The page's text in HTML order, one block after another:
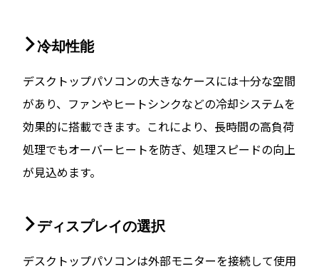
冷却性能
デスクトップパソコンの大きなケースには十分な空間
があり、ファンやヒートシンクなどの冷却システムを
効果的に搭載できます。これにより、長時間の高負荷
処理でもオーバーヒートを防ぎ、処理スピードの向上
が見込めます。
ディスプレイの選択
デスクトップパソコンは外部モニターを接続して使用